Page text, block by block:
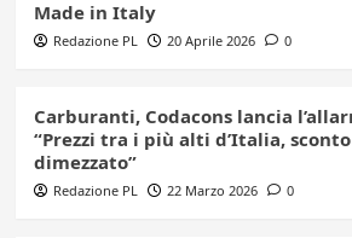
Made in Italy
Redazione PL 20 Aprile 2026 0
Carburanti, Codacons lancia
“Prezzi tra i più alti d’Italia,
dimezzato”
Redazione PL 22 Marzo 2026 0